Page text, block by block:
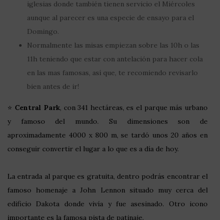
iglesias donde también tienen servicio el Miércoles
aunque al parecer es una especie de ensayo para el
Domingo.
Normalmente las misas empiezan sobre las 10h o las
11h teniendo que estar con antelación para hacer cola
en las mas famosas, así que, te recomiendo revisarlo
bien antes de ir!
⭐ Central Park, con 341 hectáreas, es el parque más urbano
y famoso del mundo. Su dimensiones son de
aproximadamente 4000 x 800 m, se tardó unos 20 años en
conseguir convertir el lugar a lo que es a día de hoy.
La entrada al parque es gratuita, dentro podrás encontrar el
famoso homenaje a John Lennon situado muy cerca del
edificio Dakota donde vivía y fue asesinado. Otro icono
importante es la famosa pista de patinaje.